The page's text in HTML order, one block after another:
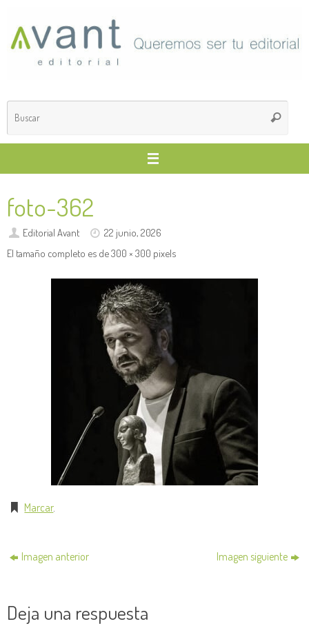
contenido
Buscar
foto-362
Editorial Avant
22 junio, 2026
El tamaño completo es de300 × 300 pixels
Marcar.
Imagen anterior Imagen siguiente
Deja una respuesta